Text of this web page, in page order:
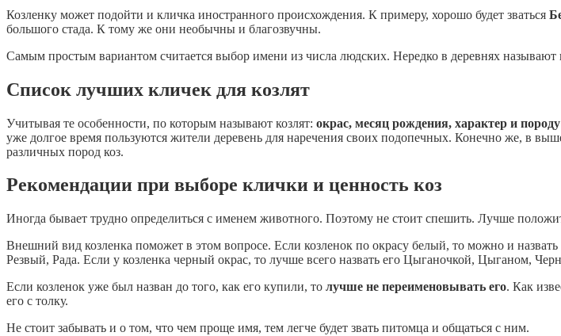
Козленку может подойти и кличка иностранного происхождения. К примеру, хорошо будет зваться
большого стада. К тому же они необычны и благозвучны.
Самым простым вариантом считается выбор имени из числа людских. Нередко в деревнях
Список лучших кличек для козлят
Учитывая те особенности, по которым называют козлят: окрас, месяц рождения, характер и
уже долгое время пользуются жители деревень для наречения своих подопечных. Конечно же, в
различных пород коз.
Рекомендации при выборе клички и ценность коз
Иногда бывает трудно определиться с именем животного. Поэтому не стоит спешить. Лучше
Внешний вид козленка поможет в этом вопросе. Если козленок по окрасу белый, то можно и
Резвый, Рада. Если у козленка черный окрас, то лучше всего назвать его Цыганочкой, Цыганом,
Если козленок уже был назван до того, как его купили, то лучше не переименовывать его. Как
его с толку.
Не стоит забывать и о том, что чем проще имя, тем легче будет звать питомца и общаться с ним.